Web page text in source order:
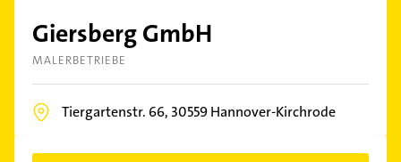
Giersberg GmbH
MALERBETRIEBE
Tiergartenstr. 66, 30559Hannover-Kirchrode